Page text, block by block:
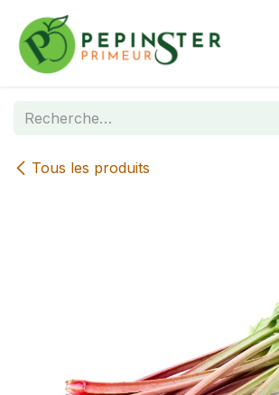
Se rendre au contenu
Tous les produits